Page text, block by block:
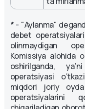
* - "Aylanma"
debet
olinmaydigan
Komissiya alohida
oshirilganda,
operatsiyasi
miqdori joriy
operatsiyalarini